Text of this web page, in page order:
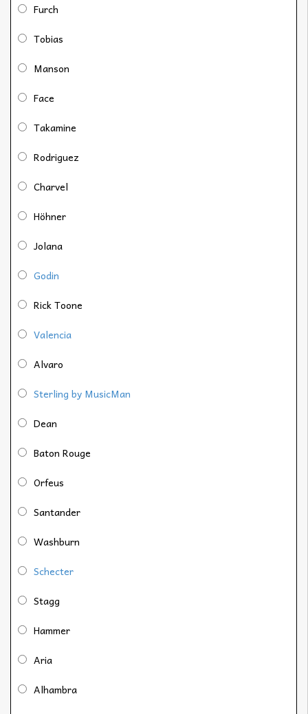
Furch
Tobias
Manson
Face
Takamine
Rodriguez
Charvel
Höhner
Jolana
Godin
Rick Toone
Valencia
Alvaro
Sterling by MusicMan
Dean
Baton Rouge
Orfeus
Santander
Washburn
Schecter
Stagg
Hammer
Aria
Alhambra